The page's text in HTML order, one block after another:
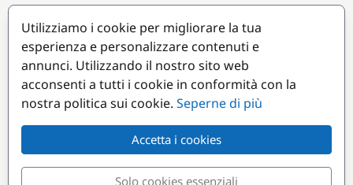
Accesso armatori
Diventare partner
Destinazioni popolari
Utilizziamo i cookie per migliorare la tua
esperienza e personalizzare contenuti e
annunci. Utilizzando il nostro sito web
acconsenti a tutti i cookie in conformità con la
nostra politica sui cookie. Seperne di più
Accetta i cookies
Solo cookies essenziali